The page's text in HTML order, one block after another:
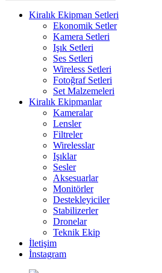
Kiralık Ekipman Setleri
Ekonomik Setler
Kamera Setleri
Işık Setleri
Ses Setleri
Wireless Setleri
Fotoğraf Setleri
Set Malzemeleri
Kiralık Ekipmanlar
Kameralar
Lensler
Filtreler
Wirelesslar
Işıklar
Sesler
Aksesuarlar
Monitörler
Destekleyiciler
Stabilizerler
Dronelar
Teknik Ekip
İletişim
İnstagram